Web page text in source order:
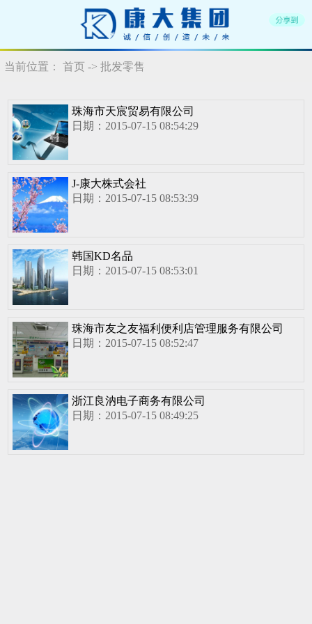
当前位置： 首页 -> 批发零售
珠海市天宸贸易有限公司
日期：2015-07-15 08:54:29
J-康大株式会社
日期：2015-07-15 08:53:39
韩国KD名品
日期：2015-07-15 08:53:01
珠海市友之友福利便利店管理服务有限公司
日期：2015-07-15 08:52:47
浙江良汭电子商务有限公司
日期：2015-07-15 08:49:25